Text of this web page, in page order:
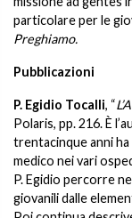
particolare per le
Preghiamo.
Pubblicazioni
P. Egidio Tocalli, “
Polaris, pp. 216. È
trentacinque anni
medico nei vari
P. Egidio percorre
giovanili dalle